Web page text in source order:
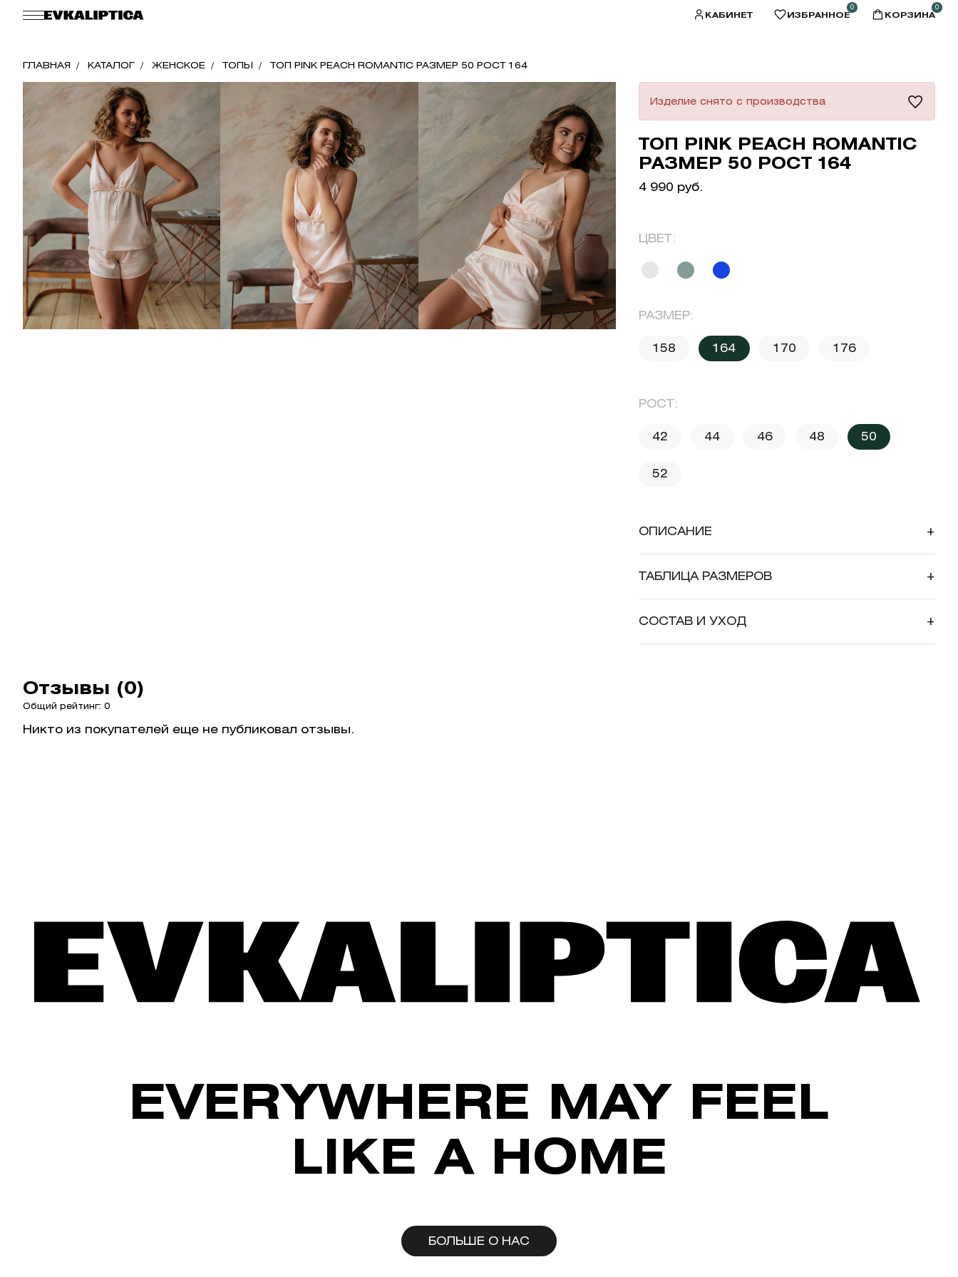
КАБИНЕТ ИЗБРАННОЕ
0
КОРЗИНА
0
ГЛАВНАЯ КАТАЛОГ ЖЕНСКОЕ ТОПЫ ТОП PINK PEACH ROMANTIC РАЗМЕР 50 РОСТ 164
Изделие снято с производства
ТОП PINK PEACH ROMANTIC
РАЗМЕР 50 РОСТ 164
4 990 руб.
ЦВЕТ:
РАЗМЕР:
158 164 170 176
РОСТ:
42 44 46 48 50
52
ОПИСАНИЕ +
ТАБЛИЦА РАЗМЕРОВ +
СОСТАВ И УХОД +
Отзывы (0)
Общий рейтинг: 0
Никто из покупателей еще не публиковал отзывы.
EVERYWHERE MAY FEEL
LIKE A HOME
БОЛЬШЕ О НАС